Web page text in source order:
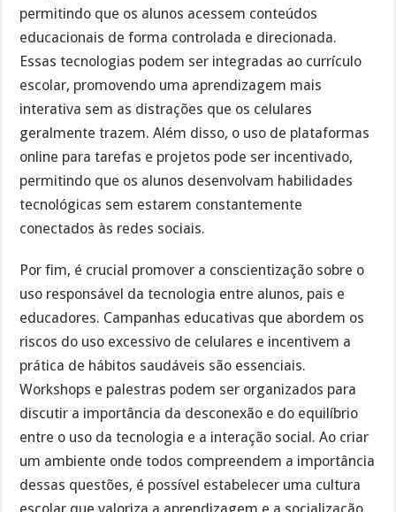
permitindo que os alunos acessem conteúdos
educacionais de forma controlada e direcionada.
Essas tecnologias podem ser integradas ao currículo
escolar, promovendo uma aprendizagem mais
interativa sem as distrações que os celulares
geralmente trazem. Além disso, o uso de plataformas
online para tarefas e projetos pode ser incentivado,
permitindo que os alunos desenvolvam habilidades
tecnológicas sem estarem constantemente
conectados às redes sociais.
Por fim, é crucial promover a conscientização sobre o
uso responsável da tecnologia entre alunos, pais e
educadores. Campanhas educativas que abordem os
riscos do uso excessivo de celulares e incentivem a
prática de hábitos saudáveis são essenciais.
Workshops e palestras podem ser organizados para
discutir a importância da desconexão e do equilíbrio
entre o uso da tecnologia e a interação social. Ao criar
um ambiente onde todos compreendem a importância
dessas questões, é possível estabelecer uma cultura